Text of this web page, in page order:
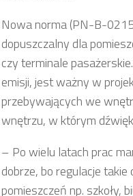
Nowa norma (PN-B-
dopuszczalny dla
czy terminale
emisji, jest ważny w
przebywających we
wnętrzu, w którym
– Po wielu latach prac
dobrze, bo regulacje
pomieszczeń np. szkoły,